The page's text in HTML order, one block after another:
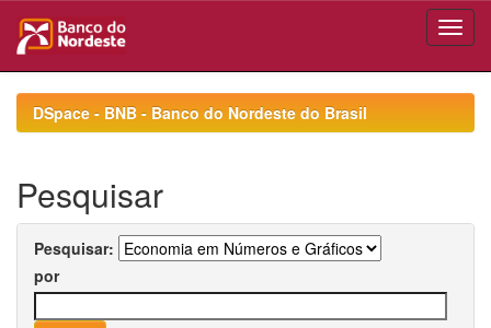
navigationDSpace - BNB - Banco do Nordeste do Brasil
Pesquisar
Pesquisar:
por